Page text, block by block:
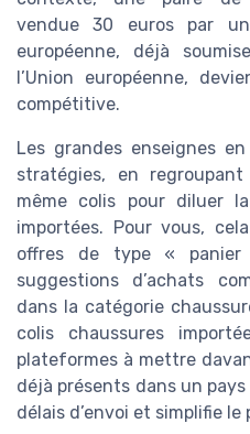
vendue 30 euros par
européenne, déjà
l’Union européenne,
compétitive.
Les grandes enseignes
stratégies, en
même colis pour diluer
importées. Pour vous,
offres de type «
suggestions d’achats
dans la catégorie
colis chaussures
plateformes à mettre
déjà présents dans un
délais d’envoi et simplifie le